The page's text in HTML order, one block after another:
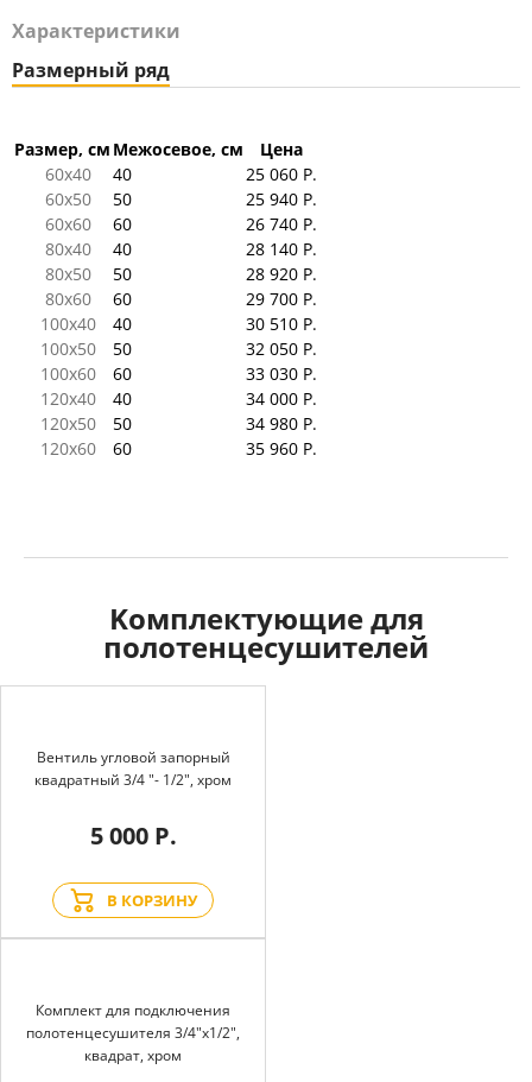
Характеристики
Размерный ряд
Размер, см Межосевое, см
Цена
60x40
40
25 060 Р.
60x50
50
25 940 Р.
60x60
60
26 740 Р.
80x40
40
28 140 Р.
80x50
50
28 920 Р.
80x60
60
29 700 Р.
100x40
40
30 510 Р.
100x50
50
32 050 Р.
100x60
60
33 030 Р.
120x40
40
34 000 Р.
120x50
50
34 980 Р.
120x60
60 35 960 Р.
Kомплектующие для
полотенцесушителей
Вентиль угловой запорный
квадратный 3/4 "- 1/2", хром
5 000 Р.
В КОРЗИНУ
Комплект для подключения
полотенцесушителя 3/4"х1/2",
квадрат, хром